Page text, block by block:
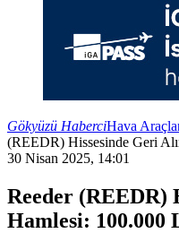
Gökyüzü HaberciHava
(REEDR) Hissesinde Geri
30 Nisan 2025, 14:01
Reeder (REEDR)
Hamlesi: 100.000